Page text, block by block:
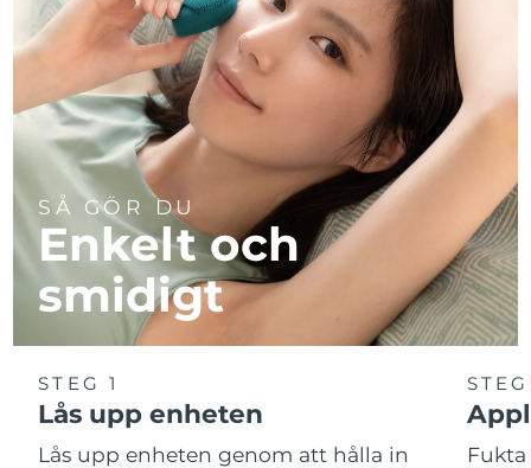
SÅ GÖR DU
Enkelt och
smidigt
STEG 1
Lås upp enheten
Lås upp enheten genom att hålla in